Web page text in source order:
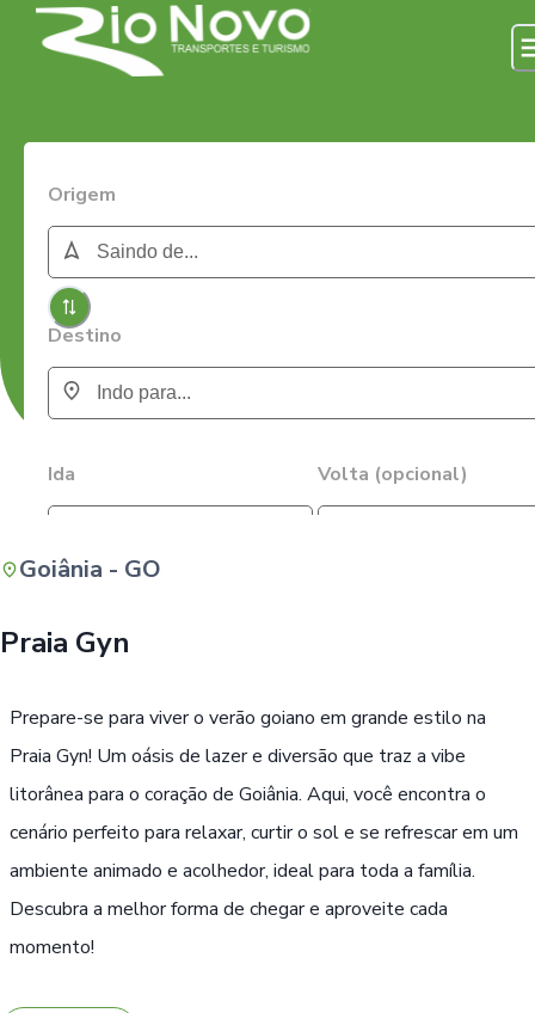
Origem
Destino
Ida Volta (opcional)
Goiânia - GO
Praia Gyn
Prepare-se para viver o verão goiano em grande estilo na
Praia Gyn! Um oásis de lazer e diversão que traz a vibe
litorânea para o coração de Goiânia. Aqui, você encontra o
cenário perfeito para relaxar, curtir o sol e se refrescar em um
ambiente animado e acolhedor, ideal para toda a família.
Descubra a melhor forma de chegar e aproveite cada
momento!